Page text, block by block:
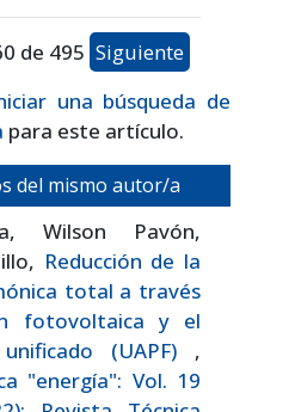
de 495 Siguiente
una búsqueda de
para este artículo.
del mismo autor/a
Wilson Pavón,
Reducción de la
total a través
fotovoltaica y el
(UAPF) ,
"energía": Vol. 19